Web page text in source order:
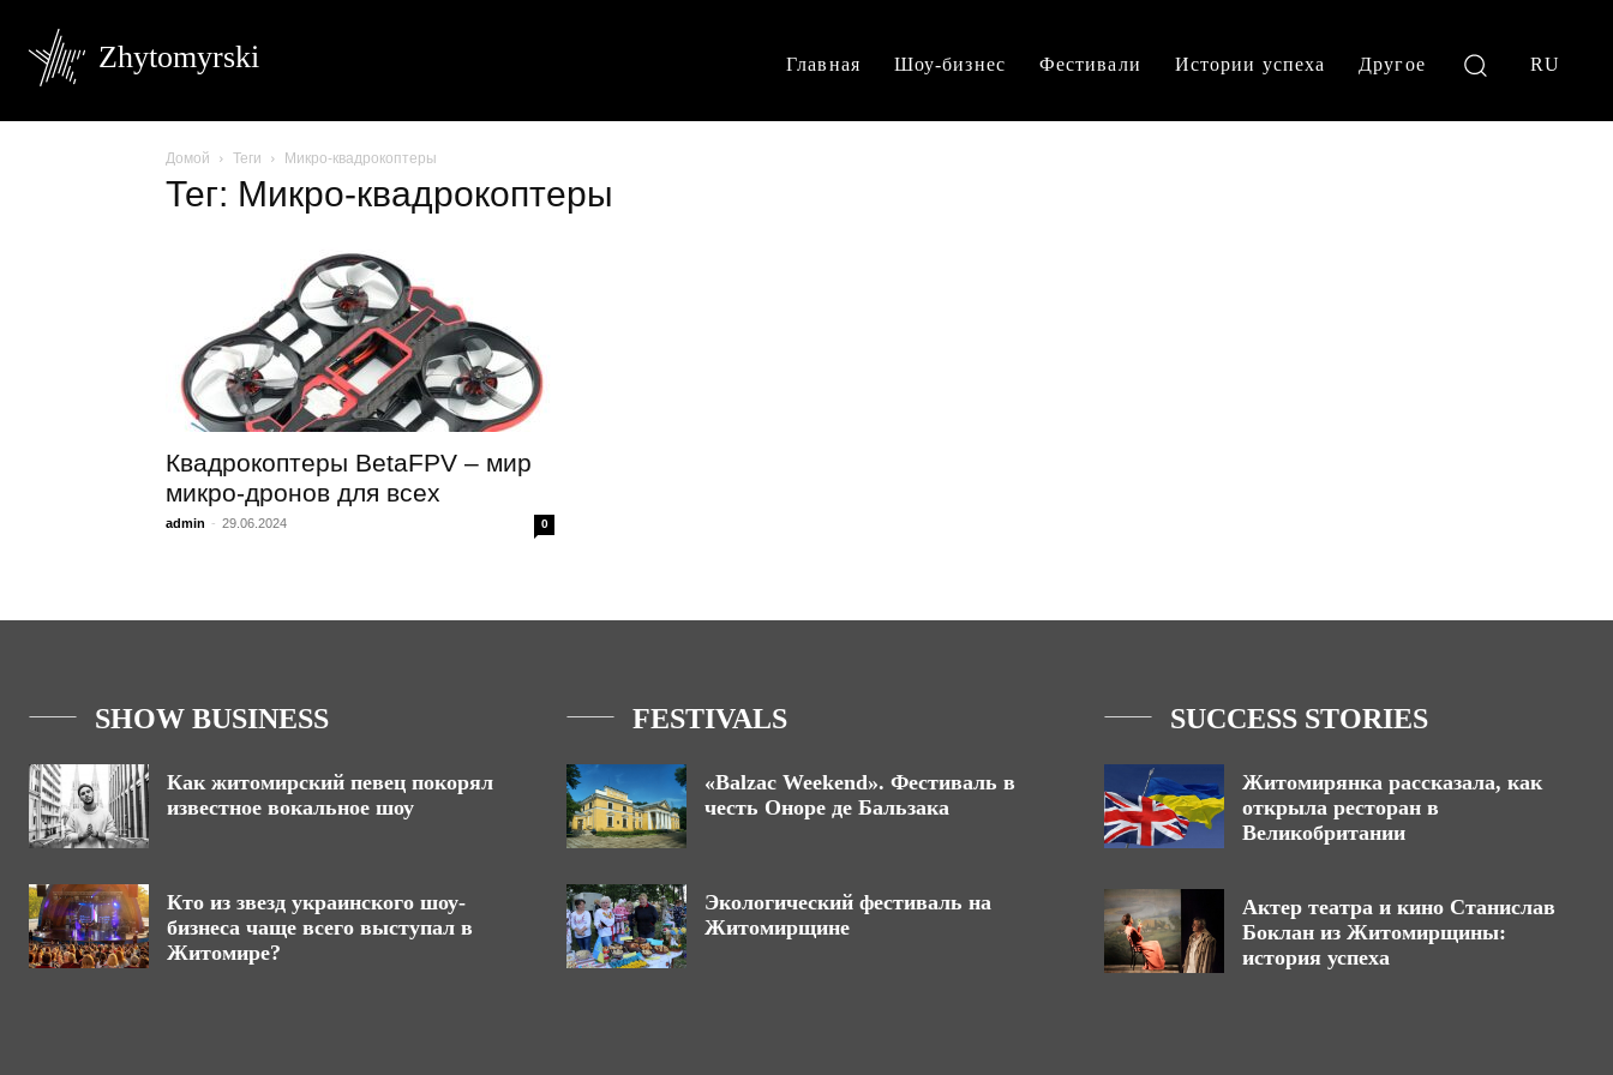
Zhytomyrski Главная Шоу-бизнес Фестивали Истории успеха Другое RU
Домой Теги Микро-квадрокоптеры
Тег: Микро-квадрокоптеры
Квадрокоптеры BetaFPV – мир
микро-дронов для всех
admin - 29.06.2024 0
SHOW BUSINESS
Как житомирский певец покорял
известное вокальное шоу
Кто из звезд украинского шоу-
бизнеса чаще всего выступал в
Житомире?
FESTIVALS
«Balzac Weekend». Фестиваль в
честь Оноре де Бальзака
Экологический фестиваль на
Житомирщине
SUCCESS STORIES
Житомирянка рассказала, как
открыла ресторан в
Великобритании
Актер театра и кино Станислав
Боклан из Житомирщины:
история успеха